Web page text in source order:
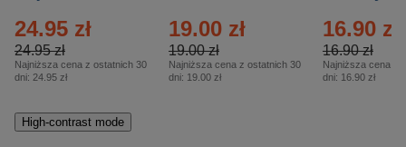
– 2/2026
24.95 zł
24.95 zł
Najniższa cena z ostatnich 30
dni: 24.95 zł
Specjalne –
Eprasa – 2/2026
19.00 zł
19.00 zł
Najniższa cena z ostatnich 30
dni: 19.00 zł
16.90 zł
16.90 zł
Najniższa cena z
dni: 16.90 zł
High-contrast mode